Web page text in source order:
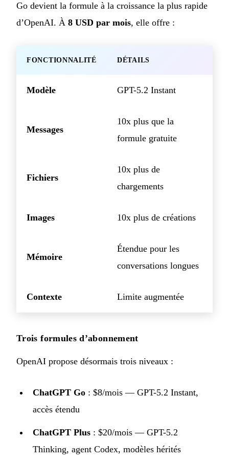
Go devient la formule à la croissance la plus rapide
d’OpenAI. À 8 USD par mois, elle offre :
FONCTIONNALITÉ DÉTAILS
Modèle GPT-5.2 Instant
Messages
10x plus que la
formule gratuite
Fichiers
10x plus de
chargements
Images 10x plus de créations
Mémoire
Étendue pour les
conversations longues
Contexte Limite augmentée
Trois formules d’abonnement
OpenAI propose désormais trois niveaux :
ChatGPT Go : $8/mois — GPT-5.2 Instant,
accès étendu
ChatGPT Plus : $20/mois — GPT-5.2
Thinking, agent Codex, modèles hérités